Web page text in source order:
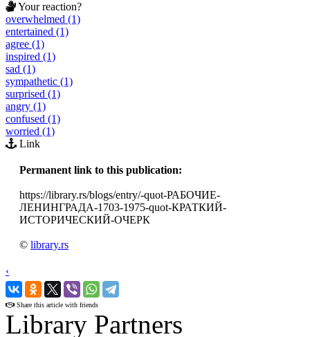
Your reaction?
overwhelmed (1)
entertained (1)
agree (1)
inspired (1)
sad (1)
sympathetic (1)
surprised (1)
angry (1)
confused (1)
worried (1)
Link
Permanent link to this publication:
https://library.rs/blogs/entry/-quot-РАБОЧИЕ-
ЛЕНИНГРАДА-1703-1975-quot-КРАТКИЙ-
ИСТОРИЧЕСКИЙ-ОЧЕРК
© library.rs
‹
›
Share this article with friends
Library Partners